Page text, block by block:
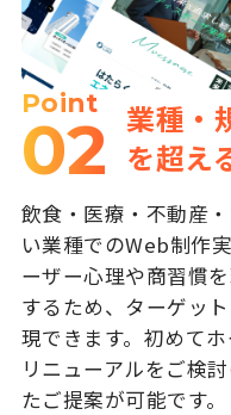
Point
02 業種・
を超え
飲食・医療・不動産
い業種でのWeb制作
ーザー心理や商習慣
するため、ターゲッ
現できます。初めて
リニューアルをご検
たご提案が可能です。